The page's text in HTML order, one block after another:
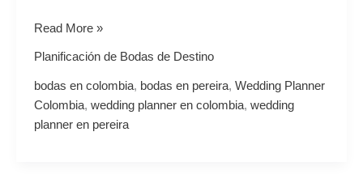
Read More »
Planificación de Bodas de Destino
bodas en colombia, bodas en pereira, Wedding Planner
Colombia, wedding planner en colombia, wedding
planner en pereira